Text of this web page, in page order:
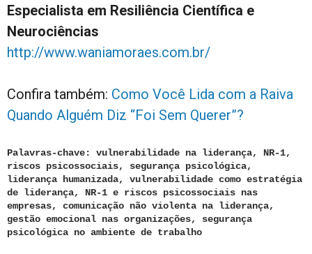
Especialista em Resiliência Científica e
Neurociências
http://www.waniamoraes.com.br/
Confira também: Como Você Lida com a Raiva
Quando Alguém Diz “Foi Sem Querer”?
Palavras-chave: vulnerabilidade na liderança, NR-1,
riscos psicossociais, segurança psicológica,
liderança humanizada, vulnerabilidade como estratégia
de liderança, NR-1 e riscos psicossociais nas
empresas, comunicação não violenta na liderança,
gestão emocional nas organizações, segurança
psicológica no ambiente de trabalho